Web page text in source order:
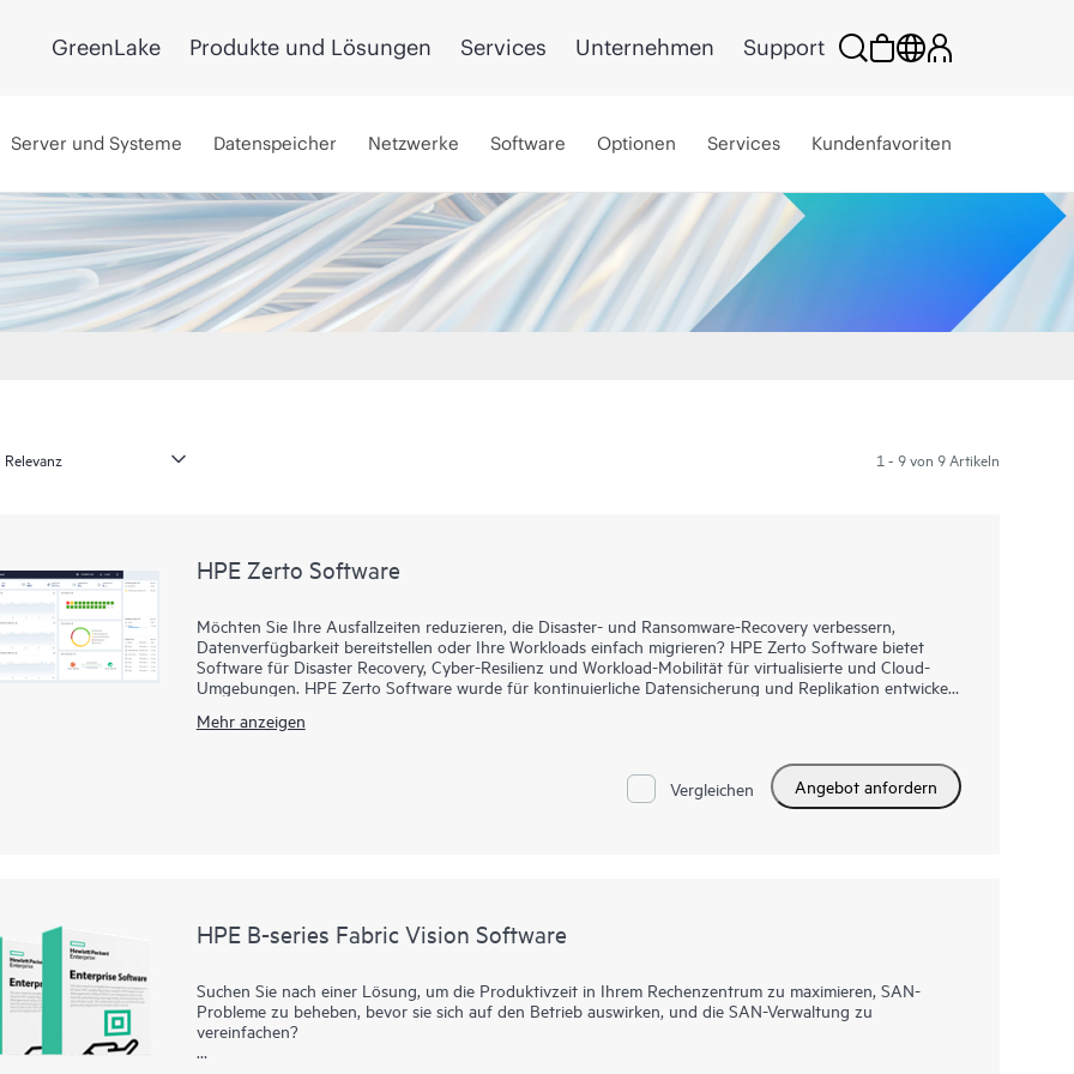
GreenLake Produkte und Lösungen Services Unternehmen Support
Server und Systeme Datenspeicher Netzwerke Software Optionen Services Kundenfavoriten
1 - 9 von 9 Artikeln
HPE Zerto Software
Möchten Sie Ihre Ausfallzeiten reduzieren, die Disaster- und Ransomware-Recovery verbessern,
Datenverfügbarkeit bereitstellen oder Ihre Workloads einfach migrieren? HPE Zerto Software bietet
Software für Disaster Recovery, Cyber-Resilienz und Workload-Mobilität für virtualisierte und Cloud-
Umgebungen. HPE Zerto Software wurde für kontinuierliche Datensicherung und Replikation entwickelt
Datenverluste auf Sekunden beschränkt bleiben.
Clouds wie AWS® und Microsoft Azure®. Die Plattform bietet eine einheitliche, skalierbare Lösung, die
die Komplexität der Datensicherung vereinfacht und es Unternehmen ermöglicht, Anwendungen und
Daten über verschiedene Infrastrukturen hinweg nahtlos zu sichern und wiederherzustellen.
Mehr anzeigen
Vergleichen Angebot anfordern
HPE B-series Fabric Vision Software
Suchen Sie nach einer Lösung, um die Produktivzeit in Ihrem Rechenzentrum zu maximieren, SAN-
Probleme zu beheben, bevor sie sich auf den Betrieb auswirken, und die SAN-Verwaltung zu
vereinfachen?